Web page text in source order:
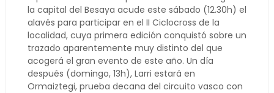
la capital del Besaya acude este sábado (12.30h) el
alavés para participar en el II Ciclocross de la
localidad, cuya primera edición conquistó sobre un
trazado aparentemente muy distinto del que
acogerá el gran evento de este año. Un día
después (domingo, 13h), Larri estará en
Ormaiztegi, prueba decana del circuito vasco con